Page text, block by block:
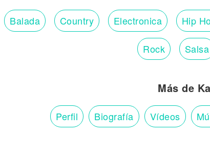
Balada Country Electronica Hip
Rock Salsa
Más de
Perfil Biografía Vídeos